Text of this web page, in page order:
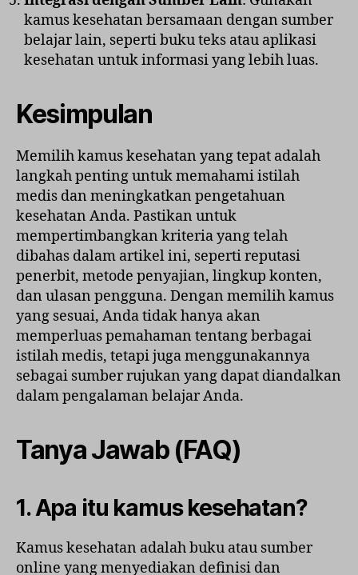
kamus kesehatan bersamaan dengan sumber
belajar lain, seperti buku teks atau aplikasi
kesehatan untuk informasi yang lebih luas.
Kesimpulan
Memilih kamus kesehatan yang tepat adalah
langkah penting untuk memahami istilah
medis dan meningkatkan pengetahuan
kesehatan Anda. Pastikan untuk
mempertimbangkan kriteria yang telah
dibahas dalam artikel ini, seperti reputasi
penerbit, metode penyajian, lingkup konten,
dan ulasan pengguna. Dengan memilih kamus
yang sesuai, Anda tidak hanya akan
memperluas pemahaman tentang berbagai
istilah medis, tetapi juga menggunakannya
sebagai sumber rujukan yang dapat diandalkan
dalam pengalaman belajar Anda.
Tanya Jawab (FAQ)
1.Apa itu kamus kesehatan?
Kamus kesehatan adalah buku atau sumber
online yang menyediakan definisi dan